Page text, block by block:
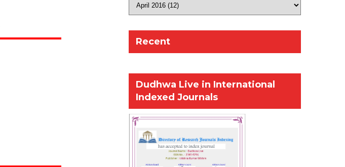
Recent
Dudhwa Live in International
Indexed Journals